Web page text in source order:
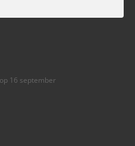
16 september